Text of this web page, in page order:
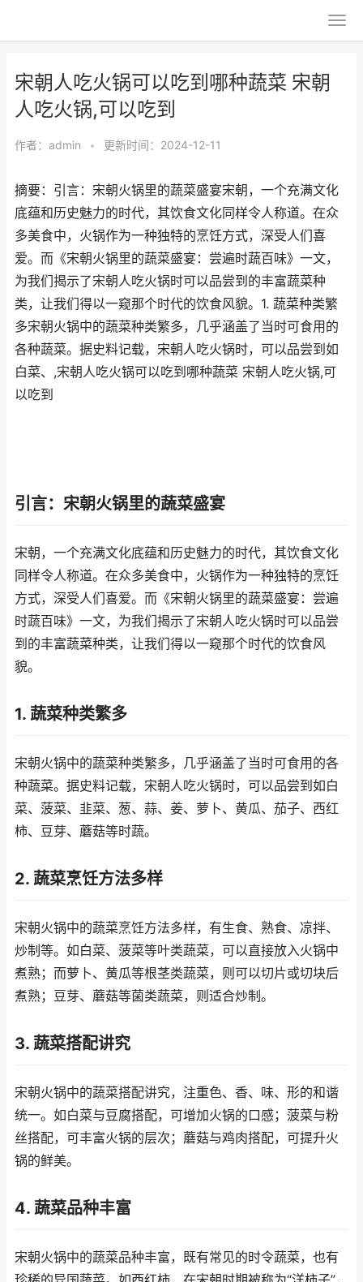
宋朝人吃火锅可以吃到哪种蔬菜 宋朝
人吃火锅,可以吃到
作者： admin • 更新时间：2024-12-11
摘要：引言：宋朝火锅里的蔬菜盛宴宋朝，一个充满文化
底蕴和历史魅力的时代，其饮食文化同样令人称道。在众
多美食中，火锅作为一种独特的烹饪方式，深受人们喜
爱。而《宋朝火锅里的蔬菜盛宴：尝遍时蔬百味》一文，
为我们揭示了宋朝人吃火锅时可以品尝到的丰富蔬菜种
类，让我们得以一窥那个时代的饮食风貌。1. 蔬菜种类繁
多宋朝火锅中的蔬菜种类繁多，几乎涵盖了当时可食用的
各种蔬菜。据史料记载，宋朝人吃火锅时，可以品尝到如
白菜、,宋朝人吃火锅可以吃到哪种蔬菜 宋朝人吃火锅,可
以吃到
引言：宋朝火锅里的蔬菜盛宴
宋朝，一个充满文化底蕴和历史魅力的时代，其饮食文化
同样令人称道。在众多美食中，火锅作为一种独特的烹饪
方式，深受人们喜爱。而《宋朝火锅里的蔬菜盛宴：尝遍
时蔬百味》一文，为我们揭示了宋朝人吃火锅时可以品尝
到的丰富蔬菜种类，让我们得以一窥那个时代的饮食风
貌。
1. 蔬菜种类繁多
宋朝火锅中的蔬菜种类繁多，几乎涵盖了当时可食用的各
种蔬菜。据史料记载，宋朝人吃火锅时，可以品尝到如白
菜、菠菜、韭菜、葱、蒜、姜、萝卜、黄瓜、茄子、西红
柿、豆芽、蘑菇等时蔬。
2. 蔬菜烹饪方法多样
宋朝火锅中的蔬菜烹饪方法多样，有生食、熟食、凉拌、
炒制等。如白菜、菠菜等叶类蔬菜，可以直接放入火锅中
煮熟；而萝卜、黄瓜等根茎类蔬菜，则可以切片或切块后
煮熟；豆芽、蘑菇等菌类蔬菜，则适合炒制。
3. 蔬菜搭配讲究
宋朝火锅中的蔬菜搭配讲究，注重色、香、味、形的和谐
统一。如白菜与豆腐搭配，可增加火锅的口感；菠菜与粉
丝搭配，可丰富火锅的层次；蘑菇与鸡肉搭配，可提升火
锅的鲜美。
4. 蔬菜品种丰富
宋朝火锅中的蔬菜品种丰富，既有常见的时令蔬菜，也有